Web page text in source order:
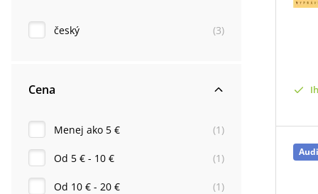
český (3)
Cena
Menej ako 5 € (1 )
Od 5 € - 10 € (1 )
Od 10 € - 20 € (1 )